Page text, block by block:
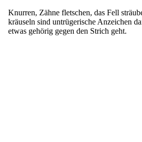
Knurren, Zähne fletschen, das Fell
kräuseln sind untrügerische Anzeichen
etwas gehörig gegen den Strich geht.